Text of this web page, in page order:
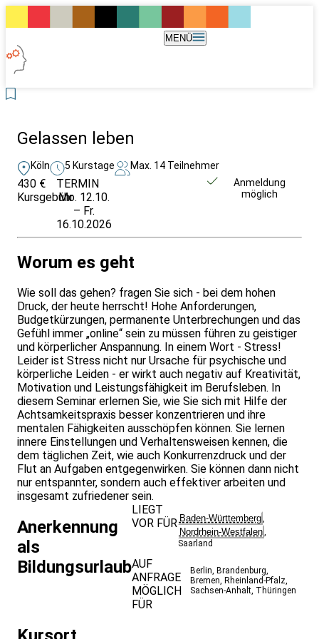
MENÜ
Gelassen leben
Köln 5 Kurstage Max. 14 Teilnehmer
430 €
Kursgebühr
TERMIN
Mo. 12.10.
– Fr.
16.10.2026
Anmeldung
möglich
Worum es geht
Wie soll das gehen? fragen Sie sich - bei dem hohen
Druck, der heute herrscht! Hohe Anforderungen,
Budgetkürzungen, permanente Unterbrechungen und das
Gefühl immer „online“ sein zu müssen führen zu geistiger
und körperlicher Anspannung. In einem Wort - Stress!
Leider ist Stress nicht nur Ursache für psychische und
körperliche Leiden - er wirkt auch negativ auf Kreativität,
Motivation und Leistungsfähigkeit im Berufsleben. In
diesem Seminar erlernen Sie, wie Sie sich mit Hilfe der
Achtsamkeitspraxis besser konzentrieren und ihre
mentalen Fähigkeiten ausschöpfen können. Sie lernen
innere Einstellungen und Verhaltensweisen kennen, die
dem täglichen Zeit, wie auch Konkurrenzdruck und der
Flut an Aufgaben entgegenwirken. Sie können dann nicht
nur entspannter, sondern auch effektiver arbeiten und
insgesamt zufriedener sein.
Anerkennung
als
Bildungsurlaub
LIEGT
VOR FÜR Baden-Württemberg,
Nordrhein-Westfalen,
Saarland
AUF
ANFRAGE
MÖGLICH
FÜR
Berlin, Brandenburg,
Bremen, Rheinland-Pfalz,
Sachsen-Anhalt, Thüringen